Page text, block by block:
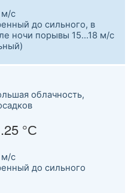
м/c
до сильного, в
ночи порывы 15...18 м/с
облачность,
°С
м/c
до сильного